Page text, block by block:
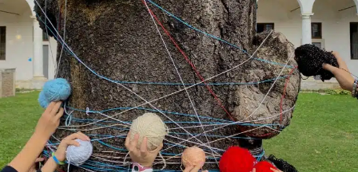
Iscriviti alla newsletter
Email(Obbligatorio)